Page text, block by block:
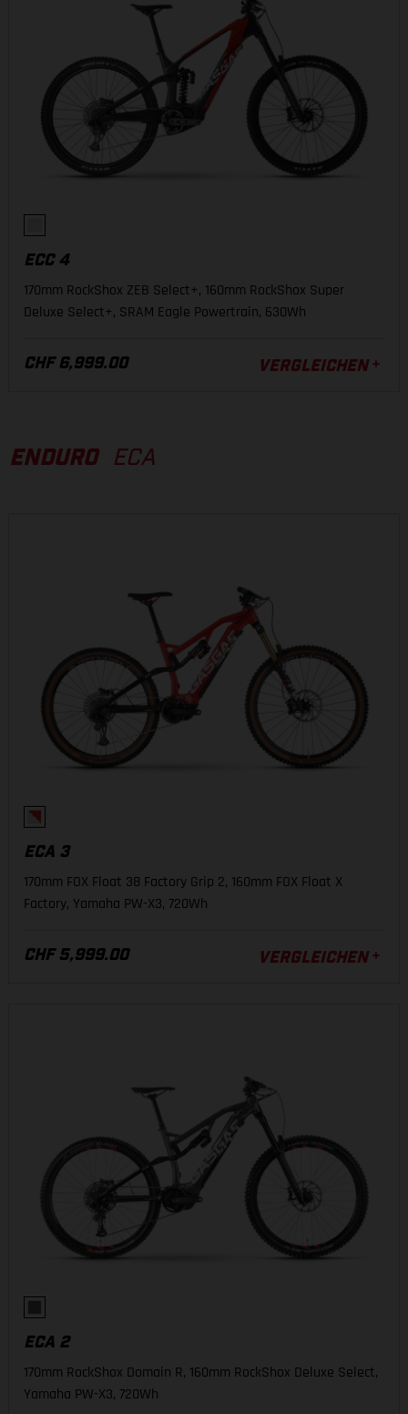
ECC 4
170mm RockShox ZEB Select+, 160mm RockShox Super
Deluxe Select+, SRAM Eagle Powertrain, 630Wh
CHF 6,999.00 VERGLEICHEN
ENDURO ECA
ECA 3
170mm FOX Float 38 Factory Grip 2, 160mm FOX Float X
Factory, Yamaha PW-X3, 720Wh
CHF 5,999.00 VERGLEICHEN
ECA 2
170mm RockShox Domain R, 160mm RockShox Deluxe Select,
Yamaha PW-X3, 720Wh